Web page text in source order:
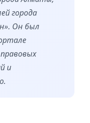
города
Он был
и